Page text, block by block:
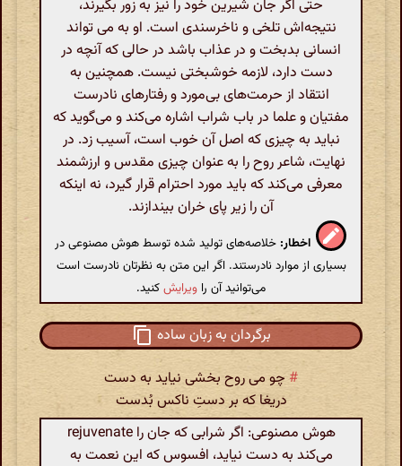
حتی اگر جان شیرین خود را نیز به زور بگیرند،
نتیجه‌اش تلخی و ناخرسندی است. او به می‌ تواند
انسانی بدبخت و در عذاب باشد در حالی که آنچه در
دست دارد، لازمه خوشبختی نیست. همچنین به
انتقاد از حرمت‌های بی‌مورد و رفتارهای نادرست
مفتیان و علما در باب شراب اشاره می‌کند و می‌گوید که
نباید به چیزی که اصل آن خوب است، آسیب زد. در
نهایت، شاعر روح را به عنوان چیزی مقدس و ارزشمند
معرفی می‌کند که باید مورد احترام قرار گیرد، نه اینکه
آن را زیر پای خران بیندازند.
اخطار: خلاصه‌های تولید شده توسط هوش مصنوعی در
بسیاری از موارد نادرستند. اگر این متن به نظرتان نادرست است
می‌توانید آن را ویرایشکنید.
برگردان به زبان ساده
# چو می روح بخشی نیاید به دست
دریغا که بر دستِ ناکس بُدست
هوش مصنوعی: اگر شرابی که جان را rejuvenate
می‌کند به دست نیاید، افسوس که این نعمت به